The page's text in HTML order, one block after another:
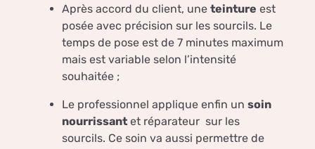
Après accord du client, une teinture est
posée avec précision sur les sourcils. Le
temps de pose est de 7 minutes maximum
mais est variable selon l’intensité
souhaitée ;
Le professionnel applique enfin un soin
nourrissant et réparateur sur les
sourcils. Ce soin va aussi permettre de